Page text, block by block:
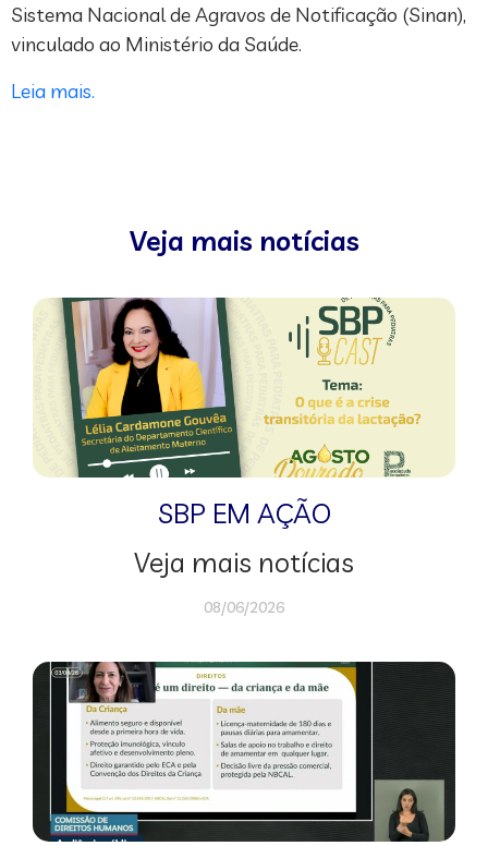
Sistema Nacional de Agravos de Notificação (Sinan),
vinculado ao Ministério da Saúde.
Leia mais.
Veja mais notícias
SBP EM AÇÃO
Veja mais notícias
08/06/2026